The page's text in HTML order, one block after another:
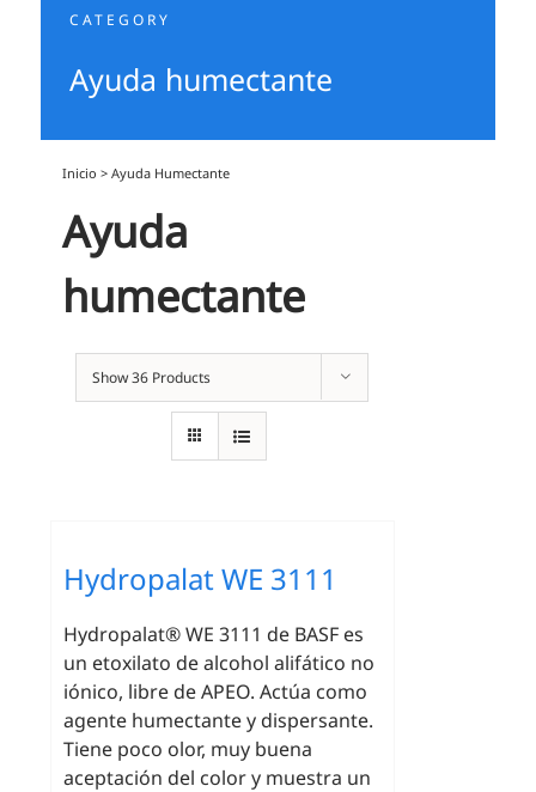
CATEGORY
Ayuda humectante
Inicio >Ayuda Humectante
Ayuda
humectante
Show36 Products
Hydropalat WE 3111
Hydropalat® WE 3111 de BASF es
un etoxilato de alcohol alifático no
iónico, libre de APEO. Actúa como
agente humectante y dispersante.
Tiene poco olor, muy buena
aceptación del color y muestra un